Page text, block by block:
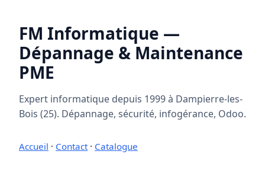
FM Informatique —
Dépannage & Maintenance
PME
Expert informatique depuis 1999 à Dampierre-les-
Bois (25). Dépannage, sécurité, infogérance, Odoo.
Accueil · Contact· Catalogue